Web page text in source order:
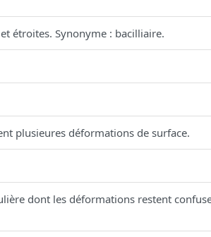
étroites. Synonyme : bacilliaire.
plusieures déformations de surface.
dont les déformations restent